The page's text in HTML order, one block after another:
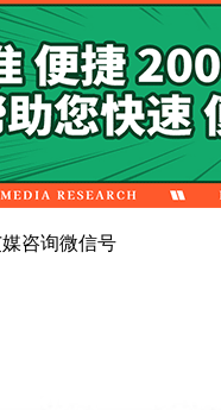
咨询微信号